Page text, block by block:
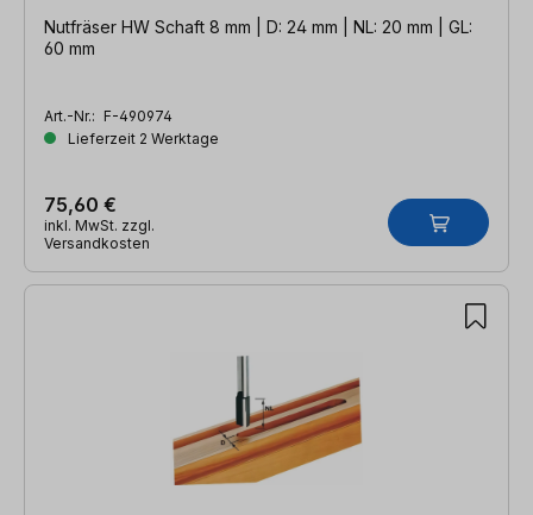
Nutfräser HW Schaft 8 mm | D: 24 mm | NL: 20 mm | GL:
60 mm
Art.-Nr.: F-490974
Lieferzeit 2 Werktage
75,60 €
inkl. MwSt. zzgl.
Versandkosten